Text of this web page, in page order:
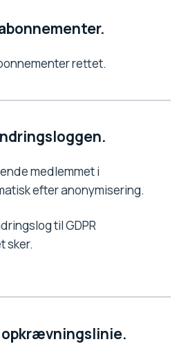
rettet.
medlemmet i
efter anonymisering.
til GDPR
sker.
opkrævningslinie.